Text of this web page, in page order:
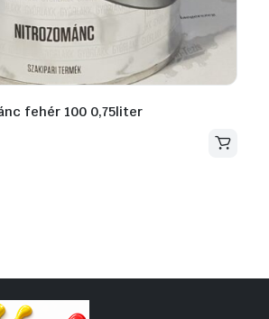
fehér 100 0,75liter